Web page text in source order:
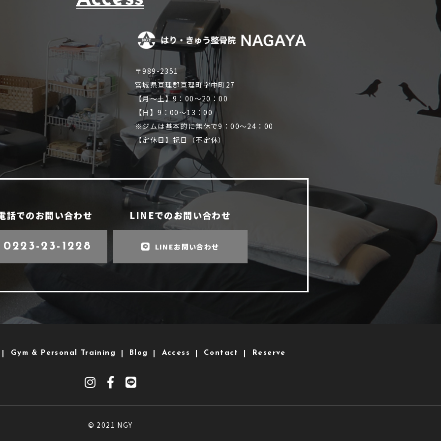
〒989-2351
宮城県亘理郡亘理町字中町27
【月～土】9：00～20：00
【日】9：00～13：00
※ジムは基本的に無休で9：00～24：00
【定休日】祝日（不定休）
話でのお問い合わせ
0223-23-1228
LINEでのお問い合わせ
LINEお問い合わせ
Gym & Personal Training Blog Access Contact Reserve
© 2021 NGY